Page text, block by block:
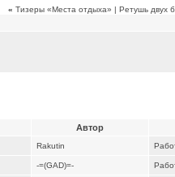
« Тизеры «Места отдыха» | Ретушь двух
Автор
Rakutin
-=(GAD)=-